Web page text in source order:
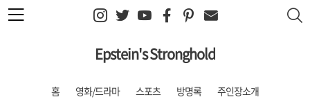
본문 바로가기
Epstein's Stronghold
홈 영화/드라마 스포츠 방명록 주인장소개